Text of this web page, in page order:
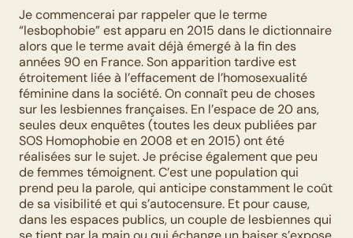
Je commencerai par rappeler que le terme
“lesbophobie” est apparu en 2015 dans le dictionnaire
alors que le terme avait déjà émergé à la fin des
années 90 en France. Son apparition tardive est
étroitement liée à l’effacement de l’homosexualité
féminine dans la société. On connaît peu de choses
sur les lesbiennes françaises. En l’espace de 20 ans,
seules deux enquêtes (toutes les deux publiées par
SOS Homophobie en 2008 et en 2015) ont été
réalisées sur le sujet. Je précise également que peu
de femmes témoignent. C’est une population qui
prend peu la parole, qui anticipe constamment le coût
de sa visibilité et qui s’autocensure. Et pour cause,
dans les espaces publics, un couple de lesbiennes qui